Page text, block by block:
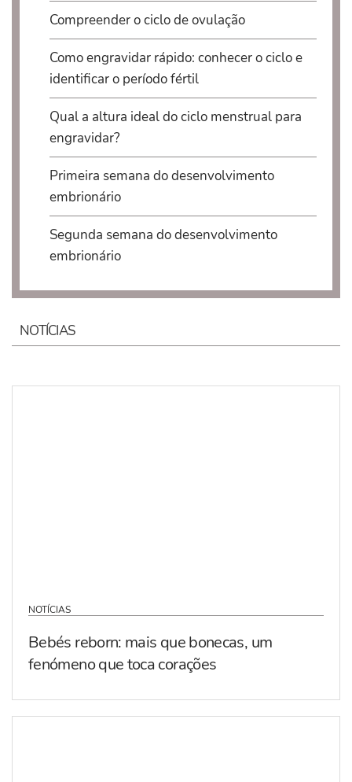
Compreender o ciclo de ovulação
Como engravidar rápido: conhecer o ciclo e
identificar o período fértil
Qual a altura ideal do ciclo menstrual para
engravidar?
Primeira semana do desenvolvimento
embrionário
Segunda semana do desenvolvimento
embrionário
NOTÍCIAS
NOTÍCIAS
Bebés reborn: mais que bonecas, um
fenómeno que toca corações